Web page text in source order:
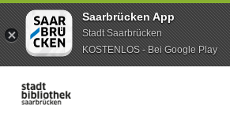
Saarbrücken App
Stadt Saarbrücken
KOSTENLOS - Bei Google Play